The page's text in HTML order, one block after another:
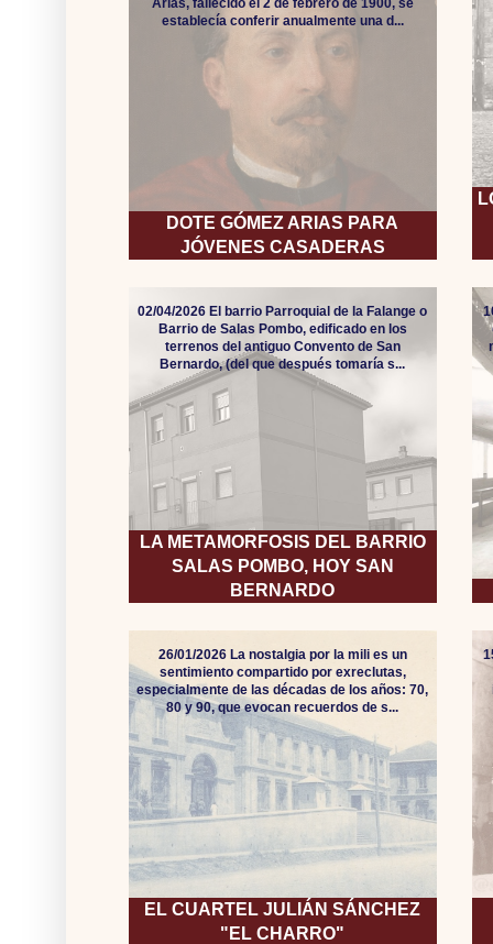
DOTE GÓMEZ ARIAS PARA
JÓVENES CASADERAS
establecía conferir anualmente una d...
LA METAMORFOSIS DEL BARRIO
SALAS POMBO, HOY SAN
BERNARDO
02/04/2026 El barrio Parroquial de la Falange o
Barrio de Salas Pombo, edificado en los
terrenos del antiguo Convento de San
Bernardo, (del que después tomaría s...
EL CUARTEL JULIÁN SÁNCHEZ
"EL CHARRO"
26/01/2026 La nostalgia por la mili es un
sentimiento compartido por exreclutas,
especialmente de las décadas de los años: 70,
80 y 90, que evocan recuerdos de s...